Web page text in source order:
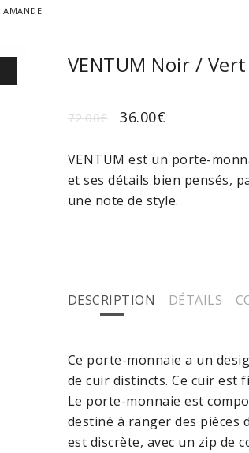
AMANDE
VENTUM Noir /
72.00€ 36.00€
VENTUM est un porte-
et ses détails bien pensés,
une note de style.
DESCRIPTION DÉTAILS
Ce porte-monnaie a un
de cuir distincts. Ce cuir est
Le porte-monnaie est
destiné à ranger des pièces
est discrète, avec un zip de